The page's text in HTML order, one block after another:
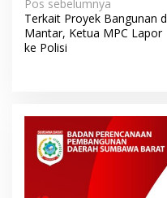
N
a
v
a
Pos sebelumnya
Terkait Proyek Bangunan
Mantar, Ketua MPC Lapor
ke Polisi